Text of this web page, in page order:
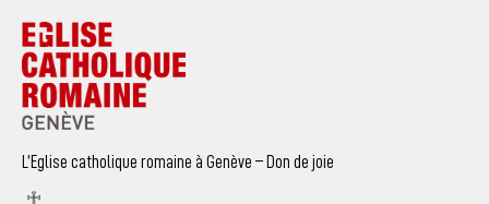
L’Eglise catholique romaine à Genève – Don de joie